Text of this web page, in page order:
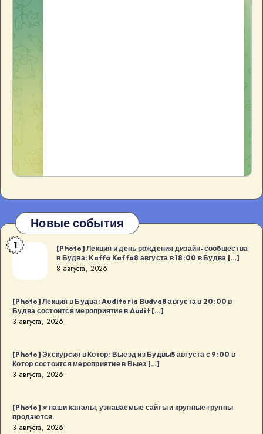
Новые события
[Photo]
и
рождения
дизайн-
в
Будва:
Kaffa
августа
в
1
[Photo] Лекция и день рождения дизайн-сообщества
в Будва: Kaffa Kaffa8 августа в 18:00 в Будва […]
8 августа, 2026
[Photo] Лекция в Будва: Auditoria Budva8 августа в 20:00 в
Будва состоится мероприятие в Audit […]
3 августа, 2026
[Photo] Экскурсия в Котор: Выезд из Будвы5 августа с 9:00 в
Котор состоится мероприятие в Выез […]
3 августа, 2026
[Photo] ⭐️ наши каналы, узнаваемые сайты и крупные группы
продаются.
3 августа, 2026